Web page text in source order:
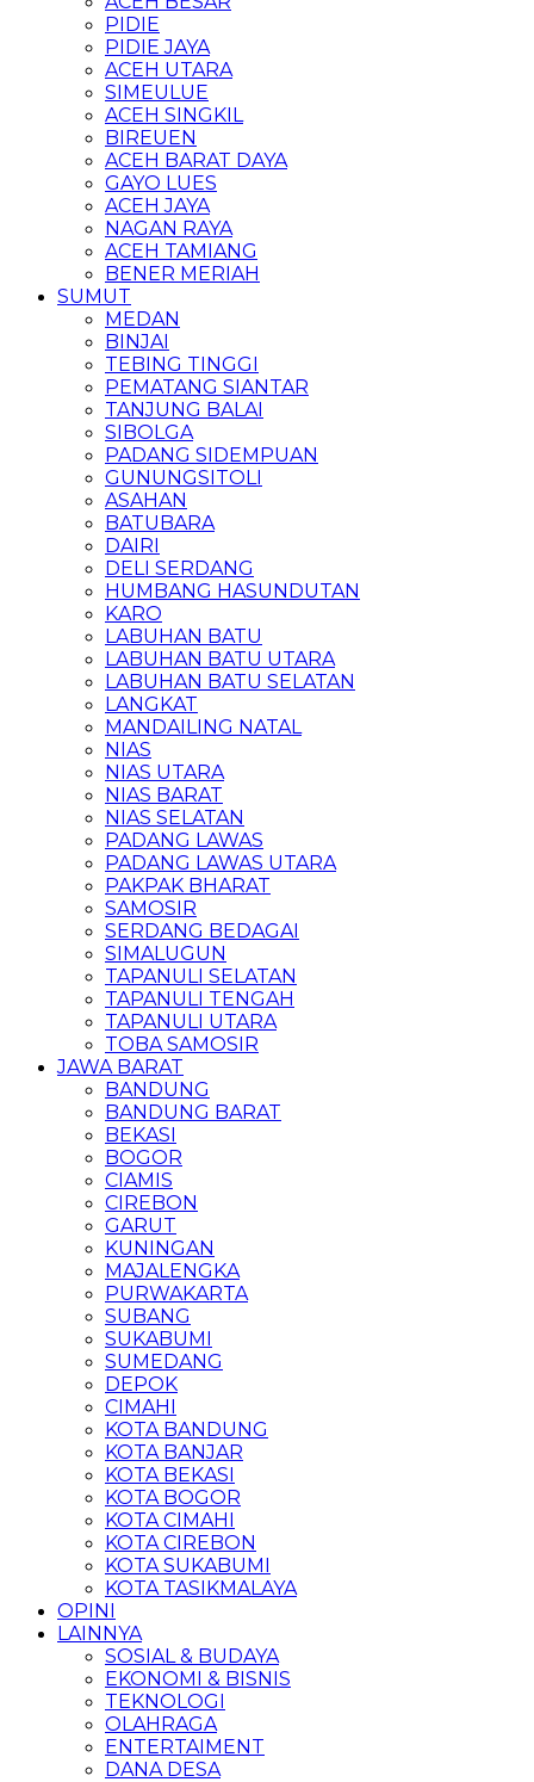
PIDIE
PIDIE JAYA
ACEH UTARA
SIMEULUE
ACEH SINGKIL
BIREUEN
ACEH BARAT DAYA
GAYO LUES
ACEH JAYA
NAGAN RAYA
ACEH TAMIANG
BENER MERIAH
SUMUT
MEDAN
BINJAI
TEBING TINGGI
PEMATANG SIANTAR
TANJUNG BALAI
SIBOLGA
PADANG SIDEMPUAN
GUNUNGSITOLI
ASAHAN
BATUBARA
DAIRI
DELI SERDANG
HUMBANG HASUNDUTAN
KARO
LABUHAN BATU
LABUHAN BATU UTARA
LABUHAN BATU SELATAN
LANGKAT
MANDAILING NATAL
NIAS
NIAS UTARA
NIAS BARAT
NIAS SELATAN
PADANG LAWAS
PADANG LAWAS UTARA
PAKPAK BHARAT
SAMOSIR
SERDANG BEDAGAI
SIMALUGUN
TAPANULI SELATAN
TAPANULI TENGAH
TAPANULI UTARA
TOBA SAMOSIR
JAWA BARAT
BANDUNG
BANDUNG BARAT
BEKASI
BOGOR
CIAMIS
CIREBON
GARUT
KUNINGAN
MAJALENGKA
PURWAKARTA
SUBANG
SUKABUMI
SUMEDANG
DEPOK
CIMAHI
KOTA BANDUNG
KOTA BANJAR
KOTA BEKASI
KOTA BOGOR
KOTA CIMAHI
KOTA CIREBON
KOTA SUKABUMI
KOTA TASIKMALAYA
OPINI
LAINNYA
SOSIAL & BUDAYA
EKONOMI & BISNIS
TEKNOLOGI
OLAHRAGA
ENTERTAIMENT
DANA DESA